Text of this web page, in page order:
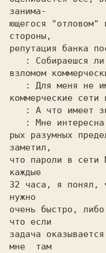
занима-
ющегося
стороны,
репутация банка
: Собираешся
взломом
: Для меня не
коммерческие сети
: А что имеет
: Мне
рых разумных
заметил,
что пароли в сети
каждые
32 часа, я понял,
нужно
очень быстро,
что если
задача
мне  там